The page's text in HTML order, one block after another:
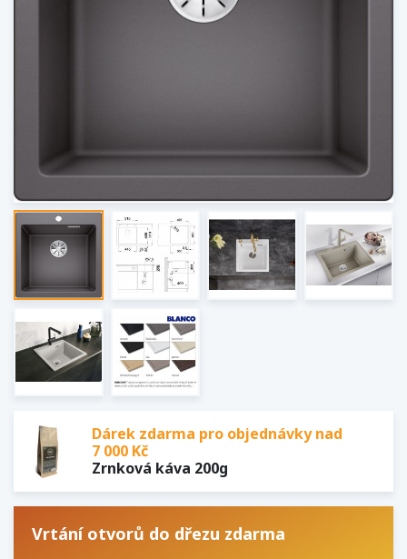
Dárek zdarma pro objednávky nad
7 000 Kč
Zrnková káva 200g
Vrtání otvorů do dřezu zdarma